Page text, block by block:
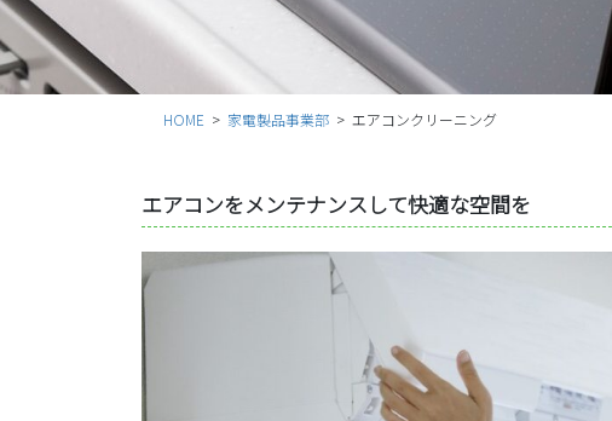
HOME 家電製品事業部 エアコンクリーニング
エアコンをメンテナンスして快適な空間を